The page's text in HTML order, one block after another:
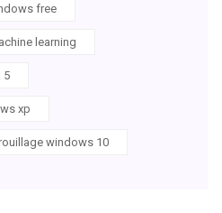
free
learning
5
xp
windows 10